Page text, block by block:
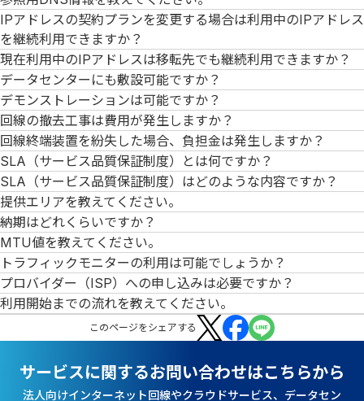
IPアドレスの契約プランを変更する場合は利用中のIPアドレス
を継続利用できますか？
現在利用中のIPアドレスは移転先でも継続利用できますか？
データセンターにも敷設可能ですか？
デモンストレーションは可能ですか？
回線の撤去工事は費用が発生しますか？
回線終端装置を紛失した場合、負担金は発生しますか？
SLA（サービス品質保証制度）とは何ですか？
SLA（サービス品質保証制度）はどのような内容ですか？
提供エリアを教えてください。
納期はどれくらいですか？
MTU値を教えてください。
トラフィックモニターの利用は可能でしょうか？
プロバイダー（ISP）への申し込みは必要ですか？
利用開始までの流れを教えてください。
このページをシェアする
サービスに関するお問い合わせはこちらから
法人向けインターネット回線やクラウドサービス、データセン